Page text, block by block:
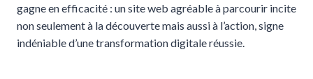
gagne en efficacité : un site web agréable à parcourir incite
non seulement à la découverte mais aussi à l’action, signe
indéniable d’une transformation digitale réussie.